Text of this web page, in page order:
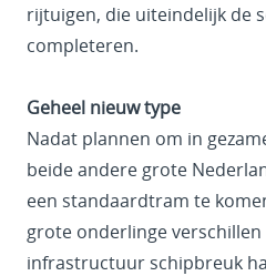
rijtuigen, die uiteindelijk de
completeren.
Geheel nieuw type
Nadat plannen om in
beide andere grote
een standaardtram te
grote onderlinge verschillen
infrastructuur schipbreuk